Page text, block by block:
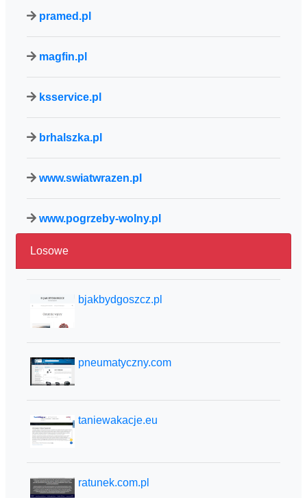
pramed.pl
magfin.pl
ksservice.pl
brhalszka.pl
www.swiatwrazen.pl
www.pogrzeby-wolny.pl
Losowe
bjakbydgoszcz.pl
pneumatyczny.com
taniewakacje.eu
ratunek.com.pl